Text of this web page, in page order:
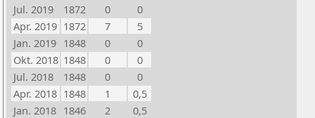
Jul. 2019
1872 0
0
Apr. 2019 1872 7
5
Jan. 2019 1848 0
0
Okt. 2018 1848 0
0
Jul. 2018
1848 0
0
Apr. 2018 1848 1
0,5
Jan. 2018 1846 2
0,5